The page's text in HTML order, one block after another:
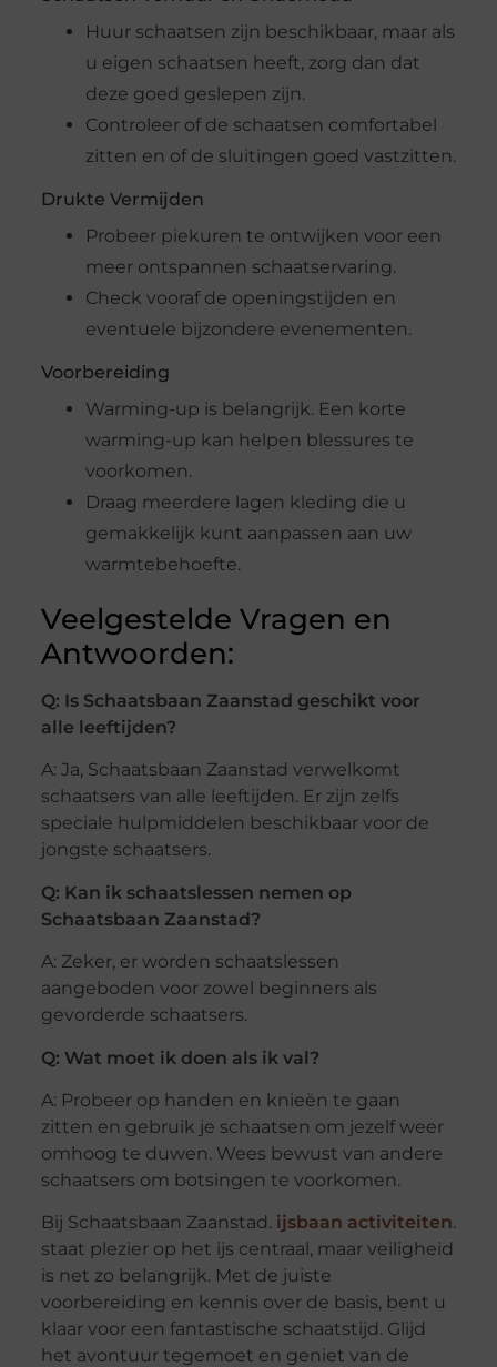
Huur schaatsen zijn beschikbaar, maar als
u eigen schaatsen heeft, zorg dan dat
deze goed geslepen zijn.
Controleer of de schaatsen comfortabel
zitten en of de sluitingen goed vastzitten.
Drukte Vermijden
Probeer piekuren te ontwijken voor een
meer ontspannen schaatservaring.
Check vooraf de openingstijden en
eventuele bijzondere evenementen.
Voorbereiding
Warming-up is belangrijk. Een korte
warming-up kan helpen blessures te
voorkomen.
Draag meerdere lagen kleding die u
gemakkelijk kunt aanpassen aan uw
warmtebehoefte.
Veelgestelde Vragen en
Antwoorden:
Q: Is Schaatsbaan Zaanstad geschikt voor
alle leeftijden?
A: Ja, Schaatsbaan Zaanstad verwelkomt
schaatsers van alle leeftijden. Er zijn zelfs
speciale hulpmiddelen beschikbaar voor de
jongste schaatsers.
Q: Kan ik schaatslessen nemen op
Schaatsbaan Zaanstad?
A: Zeker, er worden schaatslessen
aangeboden voor zowel beginners als
gevorderde schaatsers.
Q: Wat moet ik doen als ik val?
A: Probeer op handen en knieën te gaan
zitten en gebruik je schaatsen om jezelf weer
omhoog te duwen. Wees bewust van andere
schaatsers om botsingen te voorkomen.
Bij Schaatsbaan Zaanstad. ijsbaan activiteiten.
staat plezier op het ijs centraal, maar veiligheid
is net zo belangrijk. Met de juiste
voorbereiding en kennis over de basis, bent u
klaar voor een fantastische schaatstijd. Glijd
het avontuur tegemoet en geniet van de